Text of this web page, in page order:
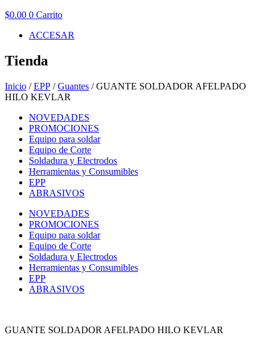
$0.00 0 Carrito
ACCESAR
Tienda
Inicio /EPP /Guantes / GUANTE SOLDADOR AFELPADO
HILO KEVLAR
NOVEDADES
PROMOCIONES
Equipo para soldar
Equipo de Corte
Soldadura y Electrodos
Herramientas y Consumibles
EPP
ABRASIVOS
NOVEDADES
PROMOCIONES
Equipo para soldar
Equipo de Corte
Soldadura y Electrodos
Herramientas y Consumibles
EPP
ABRASIVOS
GUANTE SOLDADOR AFELPADO HILO KEVLAR